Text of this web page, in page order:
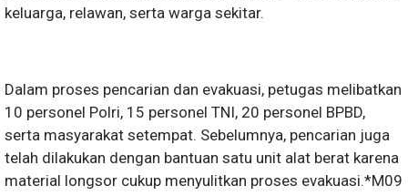
keluarga, relawan, serta warga sekitar.
Dalam proses pencarian dan evakuasi, petugas melibatkan
10 personel Polri, 15 personel TNI, 20 personel BPBD,
serta masyarakat setempat. Sebelumnya, pencarian juga
telah dilakukan dengan bantuan satu unit alat berat karena
material longsor cukup menyulitkan proses evakuasi.*M09